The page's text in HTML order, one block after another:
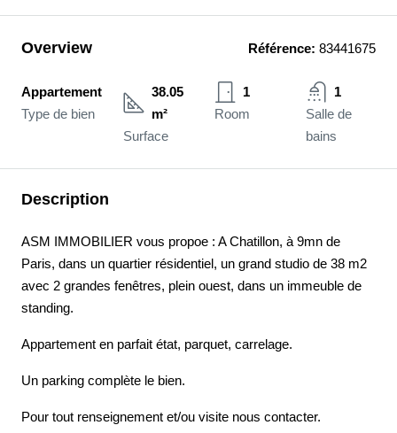
Overview Référence: 83441675
Appartement
Type de bien
38.05
m²
Surface
1
Room
1
Salle de
bains
Description
ASM IMMOBILIER vous propoe : A Chatillon, à 9mn de
Paris, dans un quartier résidentiel, un grand studio de 38 m2
avec 2 grandes fenêtres, plein ouest, dans un immeuble de
standing.
Appartement en parfait état, parquet, carrelage.
Un parking complète le bien.
Pour tout renseignement et/ou visite nous contacter.